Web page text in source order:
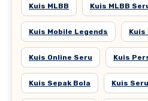
Kuis MLBB Kuis MLBB
Kuis Mobile Legends Kuis
Kuis Online Seru Kuis
Kuis Sepak Bola Kuis Seru